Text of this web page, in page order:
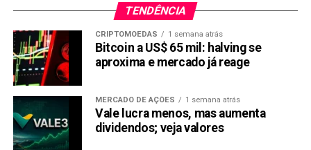
TENDÊNCIA
CRIPTOMOEDAS 1 semana atrás
Bitcoin a US$ 65 mil: halving se
aproxima e mercado já reage
MERCADO DE AÇÕES 1 semana atrás
Vale lucra menos, mas aumenta
dividendos; veja valores